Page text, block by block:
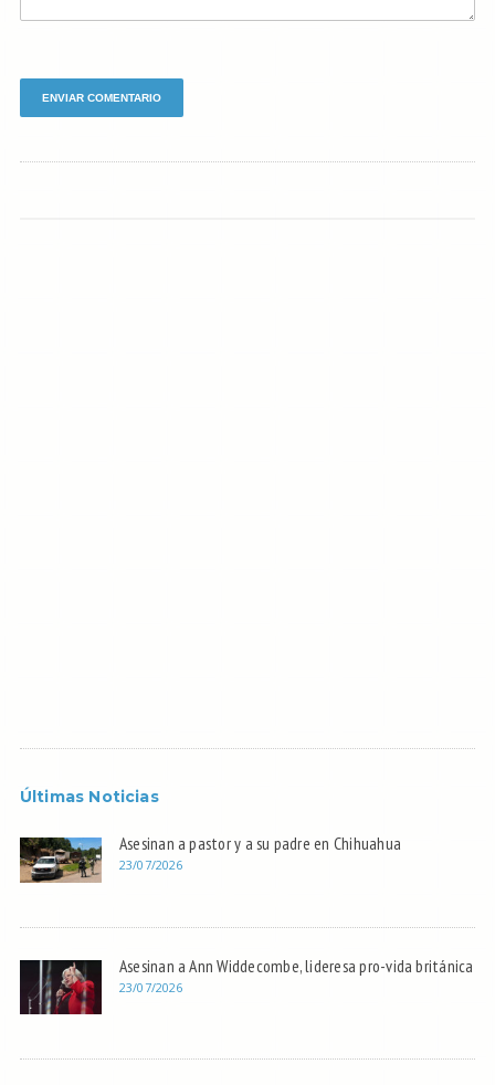
Últimas Noticias
Asesinan a pastor y a su padre en Chihuahua
23/07/2026
Asesinan a Ann Widdecombe, lideresa pro-vida británica
23/07/2026